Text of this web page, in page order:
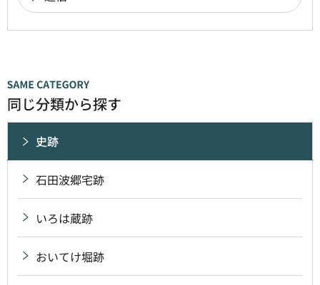
同じ分類から探す
史跡
石田波郷宅跡
いろは蔵跡
おいてけ堀跡